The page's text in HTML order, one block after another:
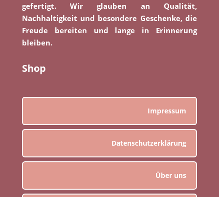
gefertigt. Wir glauben an Qualität,
Nachhaltigkeit und besondere Geschenke, die
Freude bereiten und lange in Erinnerung
bleiben.
Shop
Impressum
Datenschutzerklärung
Über uns